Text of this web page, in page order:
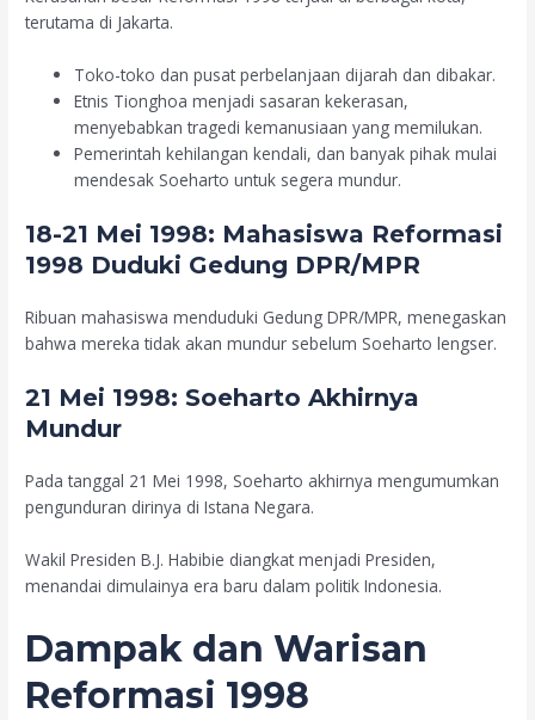
terutama di Jakarta.
Toko-toko dan pusat perbelanjaan dijarah dan dibakar.
Etnis Tionghoa menjadi sasaran kekerasan,
menyebabkan tragedi kemanusiaan yang memilukan.
Pemerintah kehilangan kendali, dan banyak pihak mulai
mendesak Soeharto untuk segera mundur.
18-21 Mei 1998: Mahasiswa Reformasi
1998 Duduki Gedung DPR/MPR
Ribuan mahasiswa menduduki Gedung DPR/MPR, menegaskan
bahwa mereka tidak akan mundur sebelum Soeharto lengser.
21 Mei 1998: Soeharto Akhirnya
Mundur
Pada tanggal 21 Mei 1998, Soeharto akhirnya mengumumkan
pengunduran dirinya di Istana Negara.
Wakil Presiden B.J. Habibie diangkat menjadi Presiden,
menandai dimulainya era baru dalam politik Indonesia.
Dampak dan Warisan
Reformasi 1998